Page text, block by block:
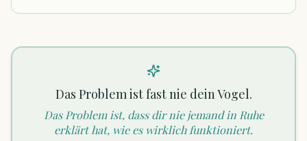
Das Problem ist fast nie dein Vogel.
Das Problem ist, dass dir nie jemand in Ruhe
erklärt hat, wie es wirklich funktioniert.